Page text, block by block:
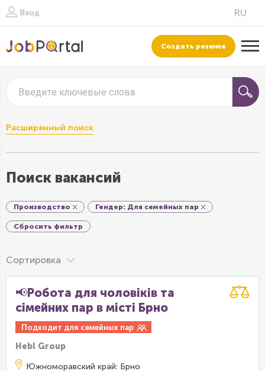
Вход
Создать резюме
Введите ключевые слова
Расширенный поиск
Поиск вакансий
Производство Гендер: Для семейных пар
Cбросить фильтр
Сортировка
📢Робота для чоловіків та
сімейних пар в місті Брно
Подходит для семейных пар
Hebl Group
Южноморавский край: Брно